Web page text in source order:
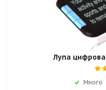
Лупа
Много